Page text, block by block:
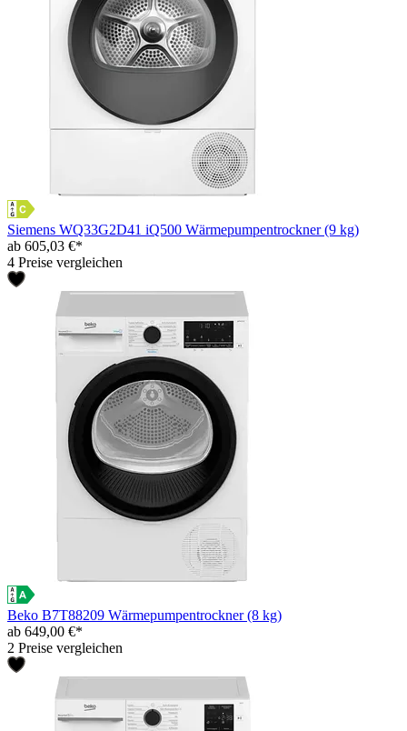
Siemens WQ33G2D41 iQ500 Wärmepumpentrockner (9 kg)
ab 605,03 €*
4 Preise vergleichen
Beko B7T88209 Wärmepumpentrockner (8 kg)
ab 649,00 €*
2 Preise vergleichen